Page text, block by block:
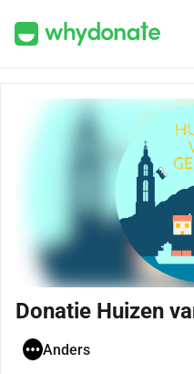
Donatie Huizen
Anders